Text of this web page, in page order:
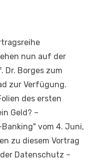
nun auf der
Dr. Borges zum
zur Verfügung.
des ersten
Geld? –
vom 4. Juni,
zu diesem Vortrag
Datenschutz –